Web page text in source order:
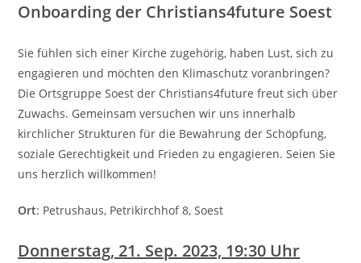
Onboarding der Christians4future Soest
Sie fühlen sich einer Kirche zugehörig, haben Lust, sich zu
engagieren und möchten den Klimaschutz voranbringen?
Die Ortsgruppe Soest der Christians4future freut sich über
Zuwachs. Gemeinsam versuchen wir uns innerhalb
kirchlicher Strukturen für die Bewahrung der Schöpfung,
soziale Gerechtigkeit und Frieden zu engagieren. Seien Sie
uns herzlich willkommen!
Ort: Petrushaus, Petrikirchhof 8, Soest
Donnerstag, 21. Sep. 2023, 19:30 Uhr